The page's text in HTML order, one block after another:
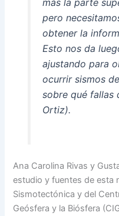
pero
obtener la
Esto nos da
ajustando para
ocurrir sismos
sobre qué fallas
Ortiz).
Ana Carolina Rivas y
estudio y fuentes de esta
Sismotectónica y del
Geósfera y la Biósfera